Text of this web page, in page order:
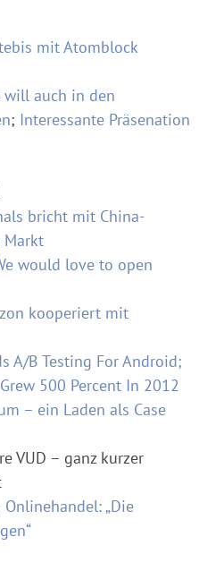
mit Atomblock
will auch in den
; Interessante Präsenation
bricht mit China-
Markt
would love to open
kooperiert mit
A/B Testing For Android;
500 Percent In 2012
– ein Laden als Case
VUD – ganz kurzer
„Die